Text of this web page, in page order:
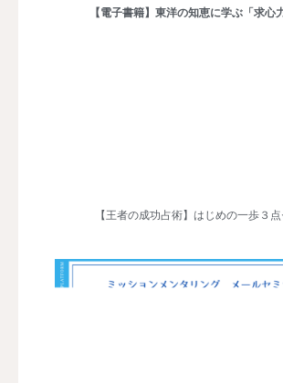
【電子書籍】東洋の知恵に学ぶ「求心
【王者の成功占術】はじめの一歩３点